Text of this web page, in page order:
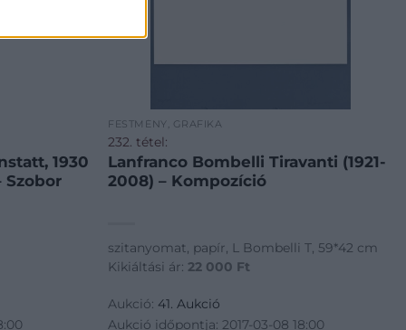
1930
Szobor
FESTMÉNY, GRAFIKA
232. tétel:
Lanfranco Bombelli Tiravanti (1921-
2008) – Kompozíció
szitanyomat, papír, L Bombelli T, 59*42 cm
Kikiáltási ár: 22 000 Ft
Aukció: 41. Aukció
Aukció időpontja: 2017-03-08 18:00